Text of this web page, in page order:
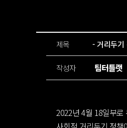
제목 - 거리두기
작성자 팀터틀랫
2022년 4월 18일부로